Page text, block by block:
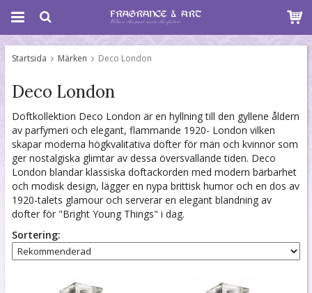
Startsida Märken Deco London
Deco London
Doftkollektion Deco London är en hyllning till den gyllene åldern
av parfymeri och elegant, flammande 1920- London vilken
skapar moderna högkvalitativa dofter för män och kvinnor som
ger nostalgiska glimtar av dessa översvallande tiden. Deco
London blandar klassiska doftackorden med modern bärbarhet
och modisk design, lägger en nypa brittisk humor och en dos av
1920-talets glamour och serverar en elegant blandning av
dofter för "Bright Young Things" i dag.
Sortering: